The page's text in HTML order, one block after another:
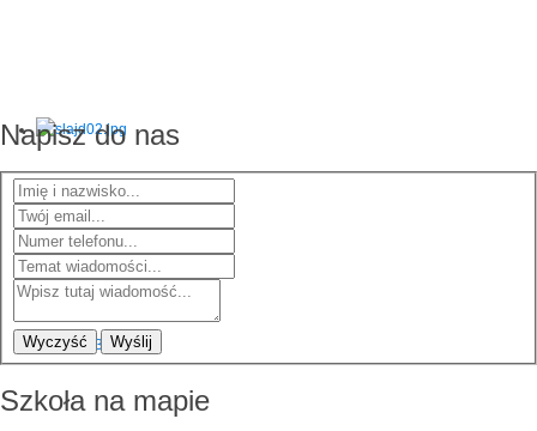
Napisz do nas
Wyczyść Wyślij
Szkoła na mapie